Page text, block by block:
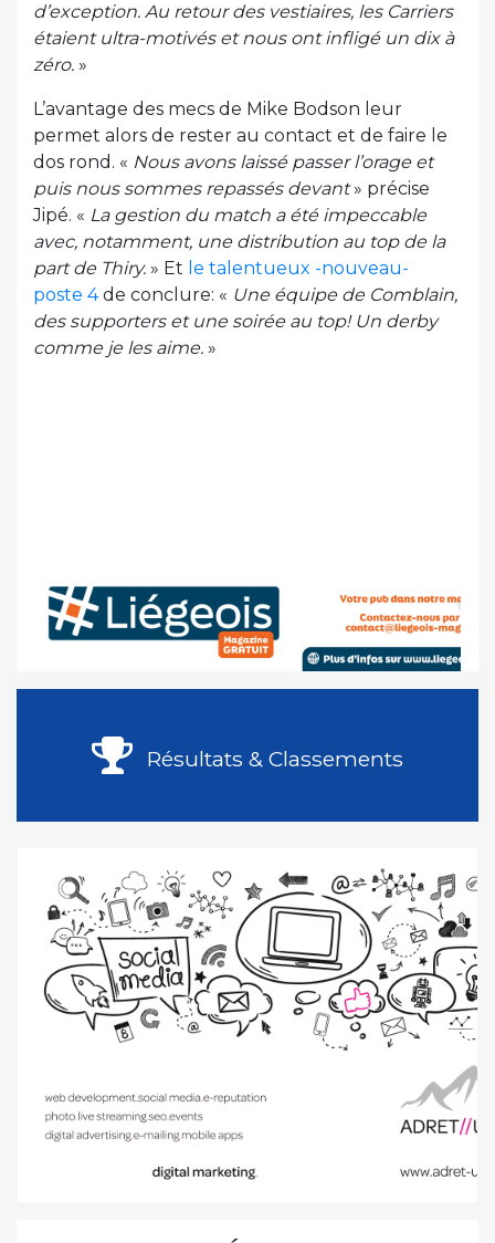
d’exception. Au retour des vestiaires, les Carriers
étaient ultra-motivés et nous ont infligé un dix à
zéro. »
L’avantage des mecs de Mike Bodson leur
permet alors de rester au contact et de faire le
dos rond. « Nous avons laissé passer l’orage et
puis nous sommes repassés devant» précise
Jipé. « La gestion du match a été impeccable
avec, notamment, une distribution au top de la
part de Thiry. » Et le talentueux -nouveau-
poste 4de conclure: « Une équipe de Comblain,
des supporters et une soirée au top! Un derby
comme je les aime. »
Résultats & Classements